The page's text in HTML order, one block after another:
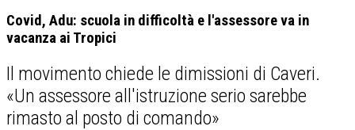
Covid, Adu: scuola in difficoltà e l'assessore va in
vacanza ai Tropici
Il movimento chiede le dimissioni di Caveri.
«Un assessore all'istruzione serio sarebbe
rimasto al posto di comando»